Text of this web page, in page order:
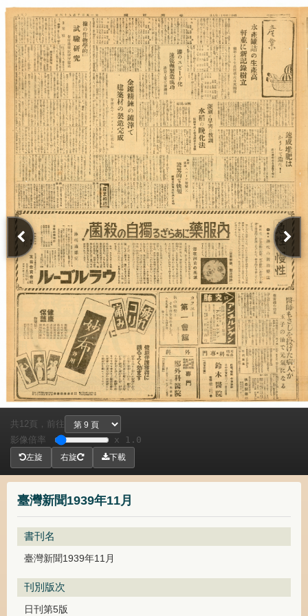
臺灣新聞1939年11月
書刊名
臺灣新聞1939年11月
刊別版次
日刊第5版
共 12頁，
前往
影像倍率
x 1.0
左旋 右旋 下載